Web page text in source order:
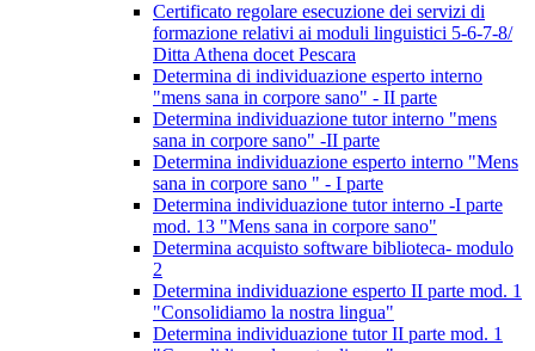
Certificato regolare esecuzione dei servizi di
formazione relativi ai moduli linguistici 5-6-7-8/
Ditta Athena docet Pescara
Determina di individuazione esperto interno
"mens sana in corpore sano" - II parte
Determina individuazione tutor interno "mens
sana in corpore sano" -II parte
Determina individuazione esperto interno "Mens
sana in corpore sano " - I parte
Determina individuazione tutor interno -I parte
mod. 13 "Mens sana in corpore sano"
Determina acquisto software biblioteca- modulo
2
Determina individuazione esperto II parte mod. 1
"Consolidiamo la nostra lingua"
Determina individuazione tutor II parte mod. 1